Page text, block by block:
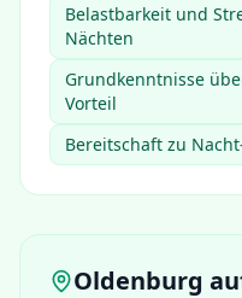
Belastbarkeit und
Nächten
Grundkenntnisse
Vorteil
Bereitschaft zu
Oldenburg